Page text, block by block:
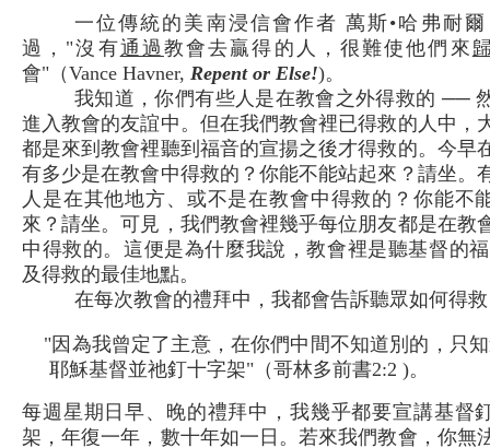
一位傳統的美南浸信會作者 萬斯•哈弗耐
過，"沒有通過 教會去贏得的人，很難使他們來
會"（Vance Havner, Repent or Else!)。
我知道，你們有些人是在教會之外得救的 ──
進入教會的友誼中。但在我們教會裡已得救的人中，
都是來到教會裡聽到福音的宣揚之後才得救的。今早
有多少是在教會中得救的？你能不能站起來？請坐。
人是在其他地方、或不是在教會中得救的？你能不
來？請坐。可見，我們教會裡幾乎每位朋友都是在教
中得救的。這便是為什麼我說，教會裡是聽基督的
及得救的最佳地點。
在每次教會的禮拜中，我都會告訴聽眾如何得
"因為我曾定了主意，在你們中間不知道別的，只
耶穌基督並祂釘十字架"（哥林多前書2:2 )。
每週星期日早、晚的禮拜中，我幾乎都要宣講基督
架，年復一年，數十年如一日。若來我們教會，你無